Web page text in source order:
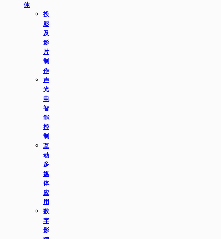
体
投
影
及
影
片
制
作
声
光
电
智
能
控
制
互
动
多
媒
体
应
用
数
字
影